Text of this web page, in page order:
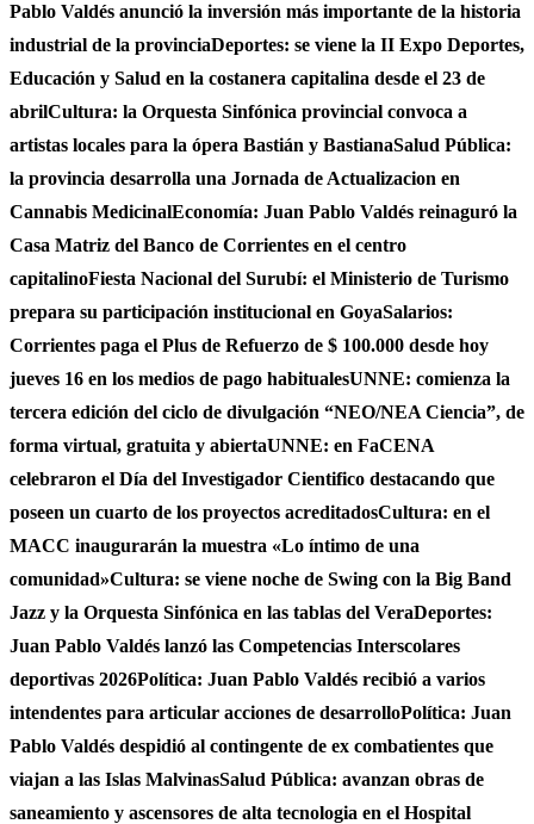
Pablo Valdés anunció la inversión más importante de la historia
industrial de la provinciaDeportes: se viene la II Expo Deportes,
Educación y Salud en la costanera capitalina desde el 23 de
abrilCultura: la Orquesta Sinfónica provincial convoca a
artistas locales para la ópera Bastián y BastianaSalud Pública:
la provincia desarrolla una Jornada de Actualizacion en
Cannabis MedicinalEconomía: Juan Pablo Valdés reinaguró la
Casa Matriz del Banco de Corrientes en el centro
capitalinoFiesta Nacional del Surubí: el Ministerio de Turismo
prepara su participación institucional en GoyaSalarios:
Corrientes paga el Plus de Refuerzo de $ 100.000 desde hoy
jueves 16 en los medios de pago habitualesUNNE: comienza la
tercera edición del ciclo de divulgación “NEO/NEA Ciencia”, de
forma virtual, gratuita y abiertaUNNE: en FaCENA
celebraron el Día del Investigador Cientifico destacando que
poseen un cuarto de los proyectos acreditadosCultura: en el
MACC inaugurarán la muestra «Lo íntimo de una
comunidad»Cultura: se viene noche de Swing con la Big Band
Jazz y la Orquesta Sinfónica en las tablas del VeraDeportes:
Juan Pablo Valdés lanzó las Competencias Interscolares
deportivas 2026Política: Juan Pablo Valdés recibió a varios
intendentes para articular acciones de desarrolloPolítica: Juan
Pablo Valdés despidió al contingente de ex combatientes que
viajan a las Islas MalvinasSalud Pública: avanzan obras de
saneamiento y ascensores de alta tecnologia en el Hospital